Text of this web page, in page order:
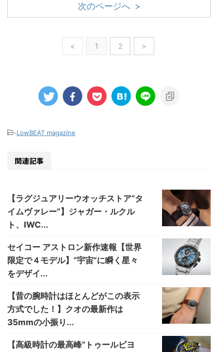
次のページへ >
< 1 2 >
-LowBEAT magazine
関連記事
【ラグジュアリーウオッチストア“タ
イムヴァレー”】ジャガー・ルクル
ト、IWC...
セイコー アストロン新作速報【世界
限定で４モデル】“宇宙”に瞬く星々
をデザイ...
【昔の腕時計はほとんどがこの表示
方式でした！】クオの最新作は
35mmの小振り...
【高級時計の最高峰“トゥールビヨ